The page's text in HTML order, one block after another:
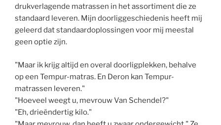
drukverlagende matrassen in het assortiment die ze
standaard leveren. Mijn doorliggeschiedenis heeft mij
geleerd dat standaardoplossingen voor mij meestal
geen optie zijn.
"Maar ik krijg altijd en overal doorligplekken, behalve
op een Tempur-matras. En Deron kan Tempur-
matrassen leveren."
"Hoeveel weegt u, mevrouw Van Schendel?"
"Eh, drieëndertig kilo."